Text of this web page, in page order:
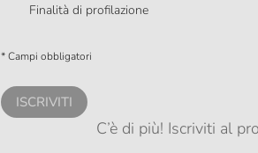
Finalità di profilazione
* Campi obbligatori
ISCRIVITI
C’è di più! Iscriviti al